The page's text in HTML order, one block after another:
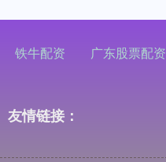
铁牛配资 广东股票配资
友情链接：